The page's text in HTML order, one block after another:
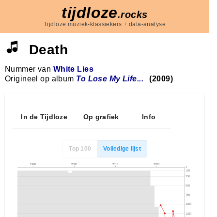
tijdloze.rocks
Tijdloze muziek-klassiekers + data-analyse
Death
Nummer van White Lies
Origineel op album To Lose My Life... (2009)
In de Tijdloze Op grafiek Info
Top 100 Volledige lijst
1990 2000 2010 2020
1
100
250
500
750
1000
1250